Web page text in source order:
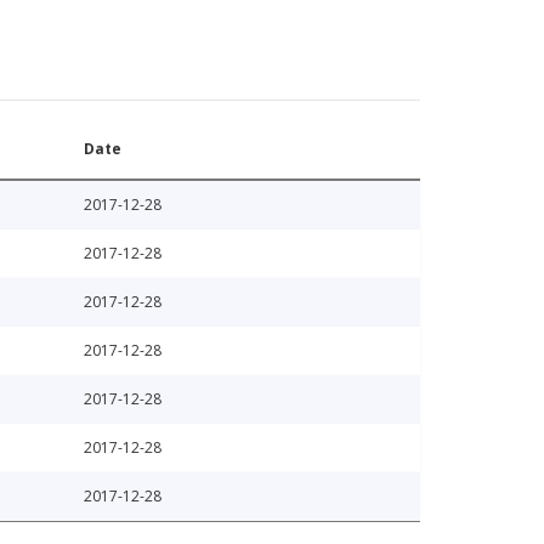
Date
2017-12-28
2017-12-28
2017-12-28
2017-12-28
2017-12-28
2017-12-28
2017-12-28